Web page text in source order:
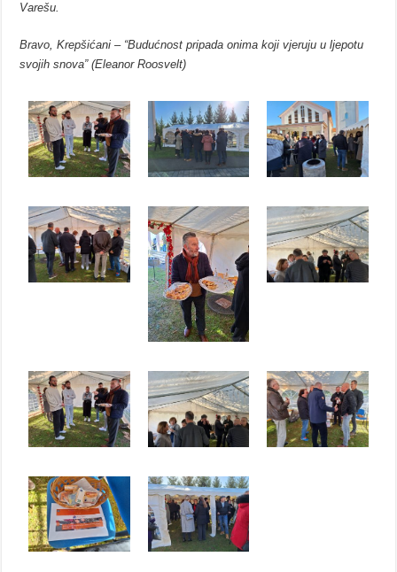
Varešu.
Bravo, Krepšićani – “Budućnost pripada onima koji vjeruju u ljepotu
svojih snova” (Eleanor Roosvelt)